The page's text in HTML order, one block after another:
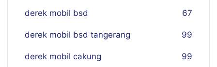
derek mobil bsd 67
derek mobil bsd tangerang 99
derek mobil cakung 99